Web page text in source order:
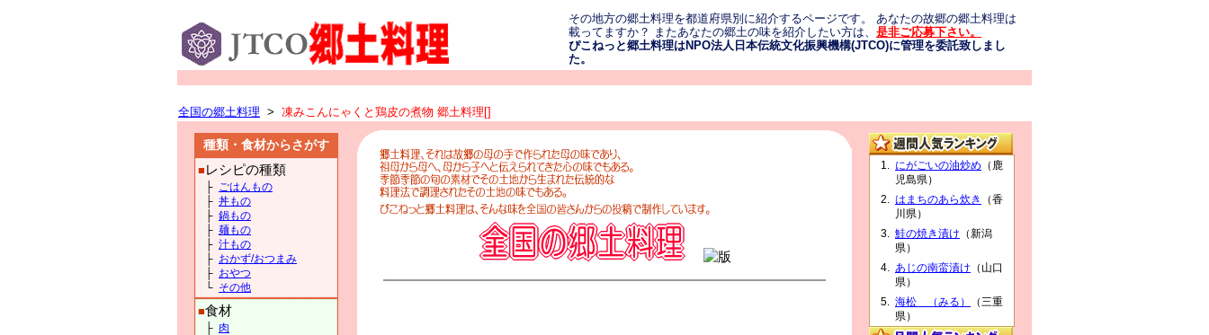
その地方の郷土料理を都道府県別に紹介するページです。 あなたの故郷の郷土料理は
載ってますか？ またあなたの郷土の味を紹介したい方は、 是非ご応募下さい。
ぴこねっと郷土料理はNPO法人日本伝統文化振興機構(JTCO)に管理を委託致しまし
た。
全国の郷土料理 > 凍みこんにゃくと鶏皮の煮物 郷土料理[]
種類・食材からさがす
■ レシピの種類
├ ごはんもの
├ 丼もの
├ 鍋もの
├ 麺もの
├ 汁もの
├ おかず/おつまみ
├ おやつ
└ その他
■食材
├ 肉
にがごいの油炒め （鹿
児島県）
はまちのあら炊き
（香
川県）
鮭の焼き漬け （新潟
県）
あじの南蛮漬け （山口
県）
海松 （みる）
（三重
県）